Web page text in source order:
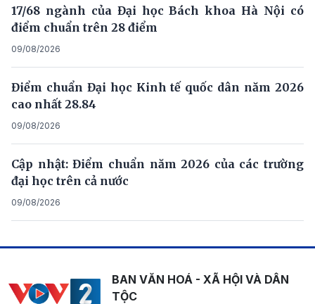
17/68 ngành của Đại học Bách khoa Hà Nội có
điểm chuẩn trên 28 điểm
09/08/2026
Điểm chuẩn Đại học Kinh tế quốc dân năm 2026
cao nhất 28.84
09/08/2026
Cập nhật: Điểm chuẩn năm 2026 của các trường
đại học trên cả nước
09/08/2026
BAN VĂN HOÁ - XÃ HỘI VÀ DÂN
TỘC